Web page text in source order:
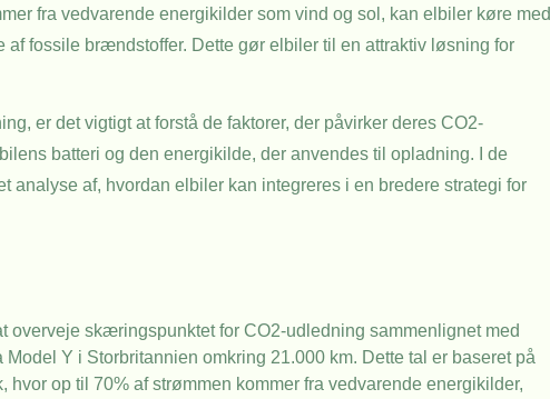
fra vedvarende energikilder som vind og sol, kan elbiler køre med
fossile brændstoffer. Dette gør elbiler til en attraktiv løsning for
er det vigtigt at forstå de faktorer, der påvirker deres CO2-
batteri og den energikilde, der anvendes til opladning. I de
af, hvordan elbiler kan integreres i en bredere strategi for
overveje skæringspunktet for CO2-udledning sammenlignet med
Y i Storbritannien omkring 21.000 km. Dette tal er baseret på
op til 70% af strømmen kommer fra vedvarende energikilder,